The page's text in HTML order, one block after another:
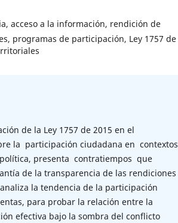
acceso a la información, rendición de
programas de participación, Ley 1757 de
de la Ley 1757 de 2015 en el
la participación ciudadana en contextos
presenta contratiempos que
de la transparencia de las rendiciones
la tendencia de la participación
para probar la relación entre la
efectiva bajo la sombra del conflicto